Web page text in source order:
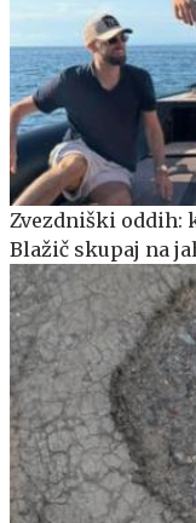
Zvezdniški oddih:
Blažič skupaj na